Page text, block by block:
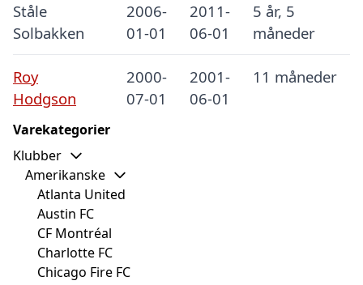
Ståle
Solbakken
2006-
01-01
2011-
06-01
5 år, 5
måneder
Roy
Hodgson
2000-
07-01
2001-
06-01
11 måneder
Varekategorier
Klubber
Amerikanske
Atlanta United
Austin FC
CF Montréal
Charlotte FC
Chicago Fire FC